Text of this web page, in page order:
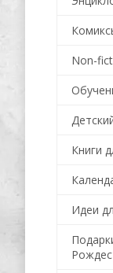
Non-
Книги
Идеи